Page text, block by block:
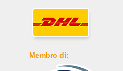
Membro di: